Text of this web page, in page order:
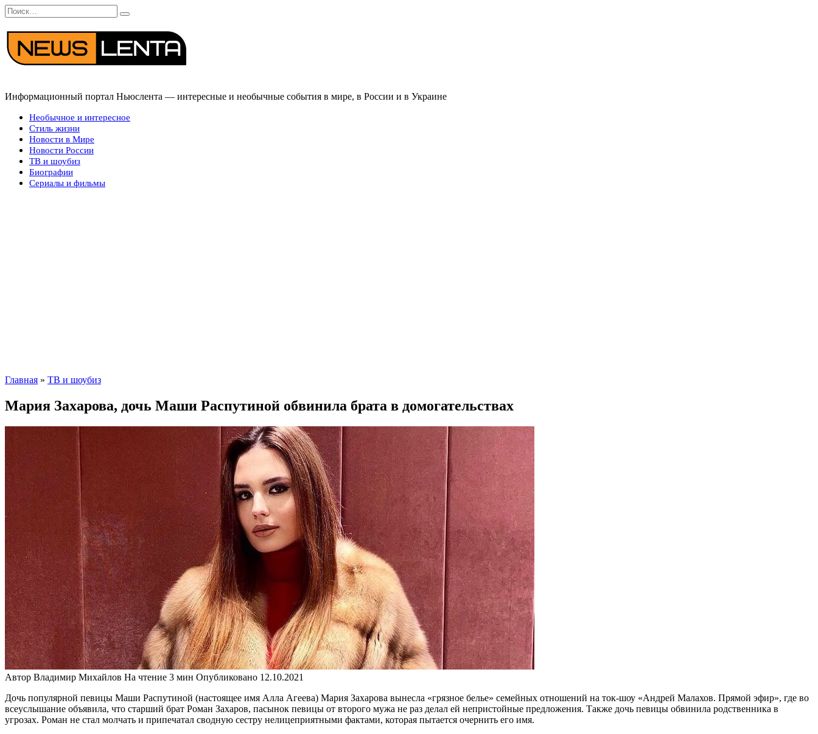
Перейти
к
содержанию
Search
for:
Информационный портал Ньюслента — интересные и необычные события в мире, в России и в Украине
Необычное и интересное
Стиль жизни
Новости в Мире
Новости России
ТВ и шоубиз
Биографии
Сериалы и фильмы
Главная » ТВ и шоубиз
Мария Захарова, дочь Маши Распутиной обвинила брата в домогательствах
Автор Владимир Михайлов На чтение 3 мин Опубликовано 12.10.2021
Дочь популярной певицы Маши Распутиной (настоящее имя Алла Агеева) Мария Захарова вынесла «грязное белье» семейных отношений на ток-шоу «Андрей Малахов. Прямой эфир», где во
всеуслышание объявила, что старший брат Роман Захаров, пасынок певицы от второго мужа не раз делал ей непристойные предложения. Также дочь певицы обвинила родственника в
угрозах. Роман не стал молчать и припечатал сводную сестру нелицеприятными фактами, которая пытается очернить его имя.